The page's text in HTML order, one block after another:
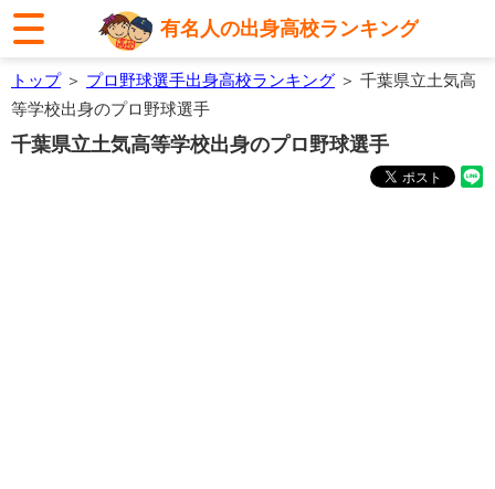
有名人の出身高校ランキング
トップ＞ プロ野球選手出身高校ランキング ＞ 千葉県立土気高
等学校出身のプロ野球選手
千葉県立土気高等学校出身のプロ野球選手